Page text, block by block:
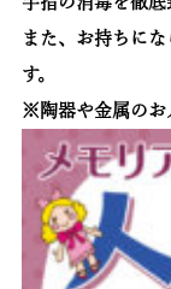
また、お持ちに
す。
※陶器や金属のお